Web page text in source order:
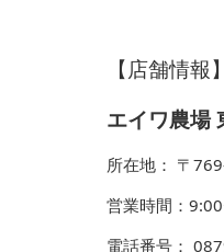
【店舗情報】
エイワ農場
所在地： 〒
営業時間：
電話番号：